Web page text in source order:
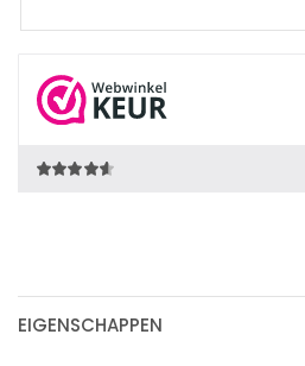
EIGENSCHAPPEN